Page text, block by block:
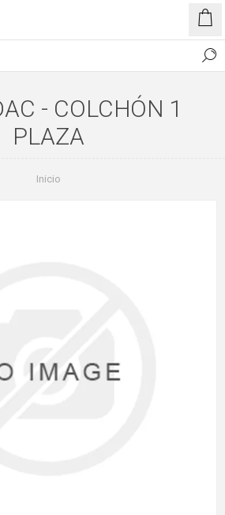
- COLCHÓN 1
PLAZA
Inicio